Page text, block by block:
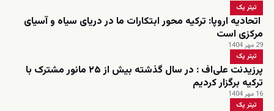
تیتر یک
اتحادیه اروپا: ترکیه محور ابتکارات ما در دریای سیاه و آسیای
مرکزی است
29 مهر 1404
تیتر یک
پرزیدنت علی‌اف : در سال گذشته بیش از ۲۵ مانور مشترک با
ترکیه برگزار کردیم
16 مهر 1404
تیتر یک